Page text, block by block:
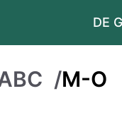
DE
/M-O